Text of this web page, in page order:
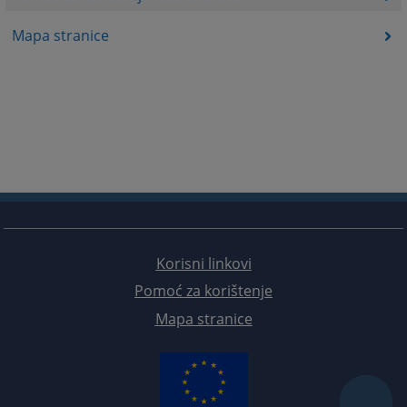
Mapa stranice
Korisni linkovi
Pomoć za korištenje
Mapa stranice